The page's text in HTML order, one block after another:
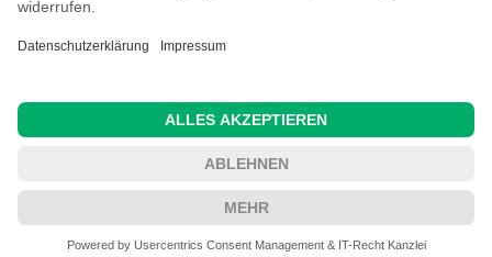
Alle Preise inkl. gesetzl. Mehrwertsteuer zzgl.
© 2025 MR Design